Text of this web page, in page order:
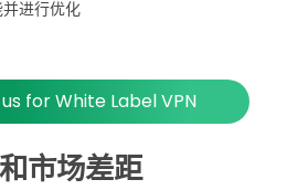
进行优化
for White Label VPN
市场差距